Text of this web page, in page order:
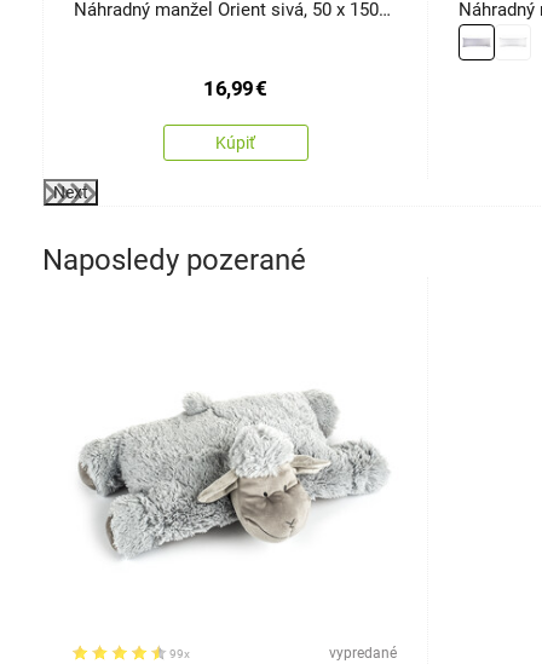
Náhradný manžel Orient sivá, 50 x 150
16,99€
Kúpiť
Náhradný
cm
Next
Naposledy pozerané
99x vypredané